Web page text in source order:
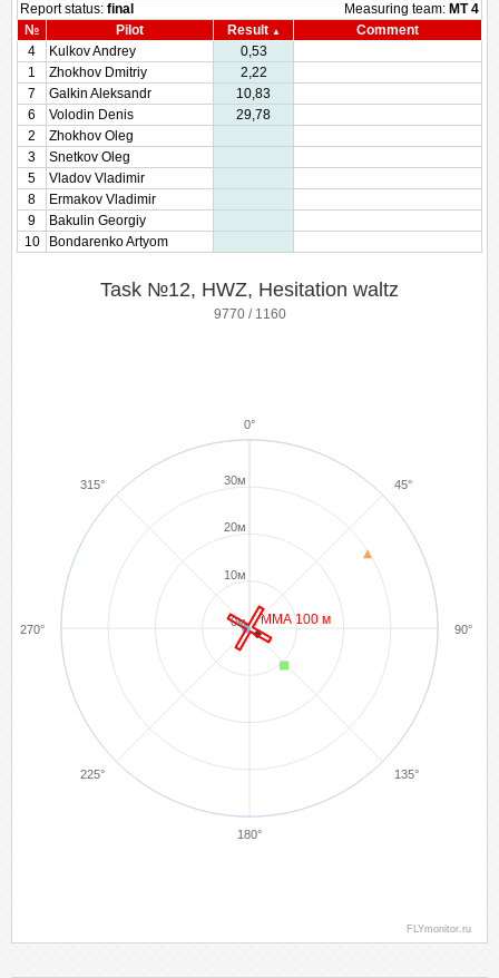
Report status: final Measuring team: MT 4
№
Pilot Result
Comment
4
Kulkov Andrey
0,53
1
Zhokhov Dmitriy
2,22
7
Galkin Aleksandr
10,83
6
Volodin Denis
29,78
2
Zhokhov Oleg
3
Snetkov Oleg
5
Vladov Vladimir
8
Ermakov Vladimir
9
Bakulin Georgiy
10
Bondarenko Artyom
ММА 100 м
Task №12, HWZ, Hesitation waltz
9770 / 1160
0°
45°
90°
135°
180°
225°
270°
315°
0м
20м
10м
30м
FLYmonitor.ru